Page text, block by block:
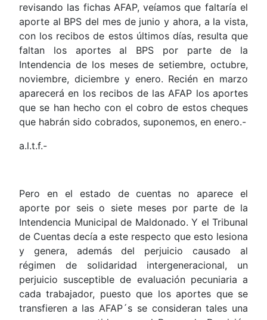
revisando las fichas AFAP, veíamos que faltaría el
aporte al BPS del mes de junio y ahora, a la vista,
con los recibos de estos últimos días, resulta que
faltan los aportes al BPS por parte de la
Intendencia de los meses de setiembre, octubre,
noviembre, diciembre y enero. Recién en marzo
aparecerá en los recibos de las AFAP los aportes
que se han hecho con el cobro de estos cheques
que habrán sido cobrados, suponemos, en enero.-
a.l.t.f.-
Pero en el estado de cuentas no aparece el
aporte por seis o siete meses por parte de la
Intendencia Municipal de Maldonado. Y el Tribunal
de Cuentas decía a este respecto que esto lesiona
y genera, además del perjuicio causado al
régimen de solidaridad intergeneracional, un
perjuicio susceptible de evaluación pecuniaria a
cada trabajador, puesto que los aportes que se
transfieren a las AFAP´s se consideran tales una